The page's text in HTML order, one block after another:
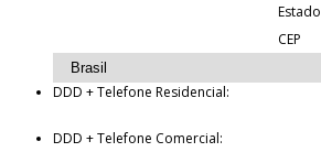
Estado
CEP
DDD + Telefone Residencial:
DDD + Telefone Comercial: